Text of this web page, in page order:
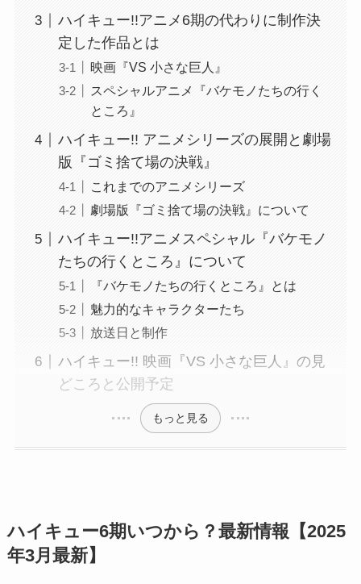
ハイキュー!!アニメ6期の代わりに制作決
定した作品とは
映画『VS 小さな巨人』
スペシャルアニメ『バケモノたちの行く
ところ』
ハイキュー!! アニメシリーズの展開と劇場
版『ゴミ捨て場の決戦』
これまでのアニメシリーズ
劇場版『ゴミ捨て場の決戦』について
ハイキュー!!アニメスペシャル『バケモノ
たちの行くところ』について
『バケモノたちの行くところ』とは
魅力的なキャラクターたち
放送日と制作
ハイキュー!! 映画『VS 小さな巨人』の見
どころと公開予定
もっと見る
ハイキュー6期いつから？最新情報【2025
年3月最新】